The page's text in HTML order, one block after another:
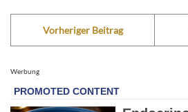
Vorheriger Beitrag
Werbung